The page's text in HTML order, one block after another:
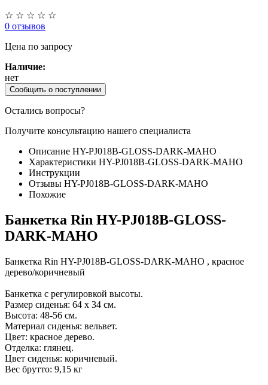
☆ ☆ ☆ ☆ ☆
0 отзывов
Цена по запросу
Наличие:
нет
Сообщить о поступлении
Остались вопросы?
Получите консультацию нашего специалиста
Описание HY-PJ018B-GLOSS-DARK-MAHO
Характеристики HY-PJ018B-GLOSS-DARK-MAHO
Инструкции
Отзывы HY-PJ018B-GLOSS-DARK-MAHO
Похожие
Банкетка Rin HY-PJ018B-GLOSS-
DARK-MAHO
Банкетка Rin HY-PJ018B-GLOSS-DARK-MAHO , красное
дерево/коричневый
Банкетка с регулировкой высоты.
Размер сиденья: 64 х 34 см.
Высота: 48-56 см.
Материал сиденья: вельвет.
Цвет: красное дерево.
Отделка: глянец.
Цвет сиденья: коричневый.
Вес брутто: 9,15 кг